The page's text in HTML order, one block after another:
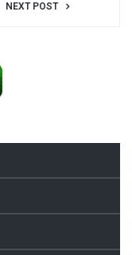
NEXT POST